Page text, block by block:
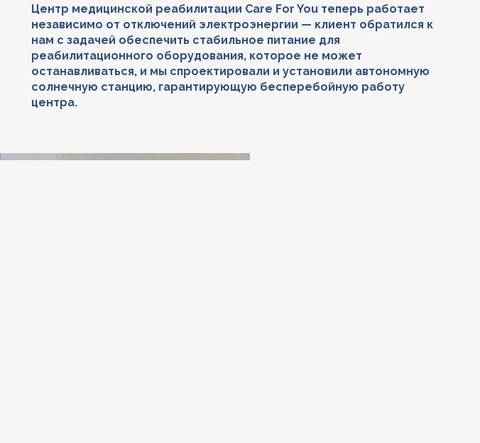
Центр медицинской реабилитации Care For You теперь работает
независимо от отключений электроэнергии — клиент обратился к
нам с задачей обеспечить стабильное питание для
реабилитационного оборудования, которое не может
останавливаться, и мы спроектировали и установили автономную
солнечную станцию, гарантирующую бесперебойную работу
центра.